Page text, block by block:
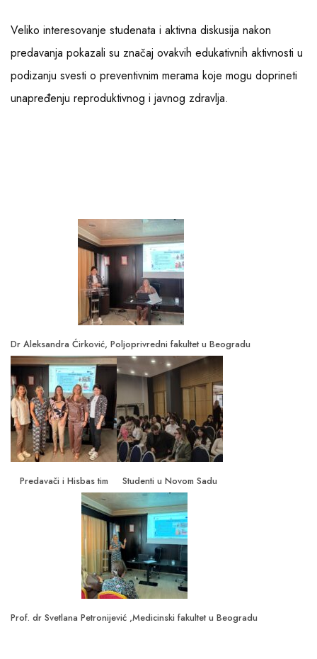
Veliko interesovanje studenata i aktivna diskusija nakon
predavanja pokazali su značaj ovakvih edukativnih aktivnosti u
podizanju svesti o preventivnim merama koje mogu doprineti
unapređenju reproduktivnog i javnog zdravlja.
Dr Aleksandra Ćirković, Poljoprivredni fakultet u Beogradu
Predavači i Hisbas tim Studenti u Novom Sadu
Prof. dr Svetlana Petronijević ,Medicinski fakultet u Beogradu